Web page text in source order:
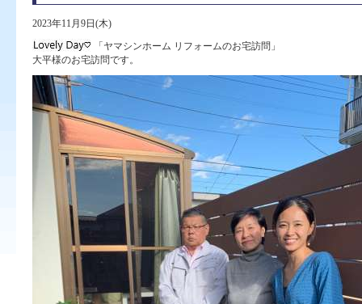
2023年11月9日(木)
「ヤマシンホーム リフォームのお宅訪問」
大平様のお宅訪問です。